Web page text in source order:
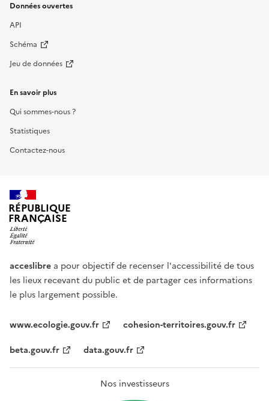
Données ouvertes
API
Schéma
Jeu de données
En savoir plus
Qui sommes-nous ?
Statistiques
Contactez-nous
RÉPUBLIQUE
FRANÇAISE
acceslibre a pour objectif de recenser l'accessibilité de tous
les lieux recevant du public et de partager ces informations
le plus largement possible.
www.ecologie.gouv.fr
cohesion-territoires.gouv.fr
beta.gouv.fr
data.gouv.fr
Nos investisseurs